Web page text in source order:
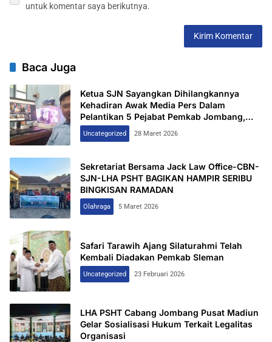
untuk komentar saya berikutnya.
Baca Juga
Ketua SJN Sayangkan Dihilangkannya
Kehadiran Awak Media Pers Dalam
Pelantikan 5 Pejabat Pemkab Jombang,
Keterbukaan Informasi Dipertanyakan
Uncategorized 28 Maret 2026
Sekretariat Bersama Jack Law Office-CBN-
SJN-LHA PSHT BAGIKAN HAMPIR SERIBU
BINGKISAN RAMADAN
Olahraga 5 Maret 2026
Safari Tarawih Ajang Silaturahmi Telah
Kembali Diadakan Pemkab Sleman
Uncategorized 23 Februari 2026
LHA PSHT Cabang Jombang Pusat Madiun
Gelar Sosialisasi Hukum Terkait Legalitas
Organisasi